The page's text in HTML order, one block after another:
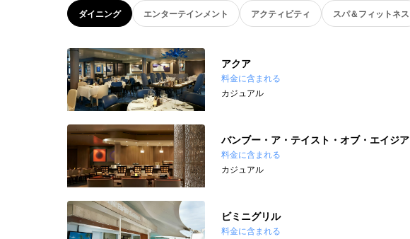
ダイニング エンターテインメント アクティビティ スパ＆フィットネス
アクア
料金に含まれる
カジュアル
バンブー・ア・テイスト・オブ・エイジア
料金に含まれる
カジュアル
ビミニグリル
料金に含まれる